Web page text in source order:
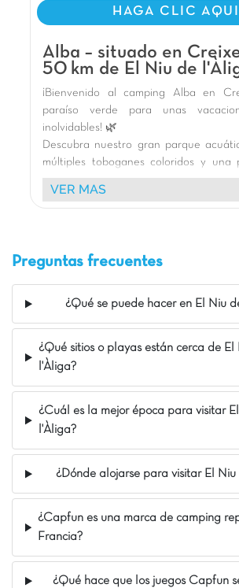
restaurante en la entrada. El
familiar para ir con niños y cuenta
necesidades aunque nosotros
el Habana Top Presta en la zona del
Carabouille. ¡Visita obligada al
amurallado de Montblanc!
Nuestros Extras
A 30 minutos de Port aventura
Toboganes Twister y Spacebowl
Venta de entradas para Port
HAGA CLIC AQUI
Alba – situado en
50 km de El Niu de
¡Bienvenido al camping Alba en
paraíso verde para unas
inolvidables! 🌿
Descubra nuestro gran parque
múltiples toboganes coloridos y una
lúdica. El parque infantil temático en
o cohete promete horas de diversión.
🏖️, a solo 150 metros del camping.
Nuestras variadas animaciones 🎉
de la espuma, espectáculos) y
Explore los alrededores: el Castillo
puerto de Cambrils, Port Aventura
Barcelona y su Parque Güell.
¡Con una puntuación de 8,8/10, le
vacaciones memorables! 🌞
La opinión de
Al fondo del camping, sólo tienes
150 metros para estar en una
arena. ¡El pueblo Creixell al lado es
Cataluña y Port Aventura World está
minutos por coche!
Nuestros Extras
VER MAS
Preguntas frecuentes
¿Qué se puede hacer en El Niu
¿Qué sitios o playas están cerca de El
l'Àliga?
¿Cuál es la mejor época para visitar
l'Àliga?
¿Dónde alojarse para visitar El
¿Capfun es una marca de camping
Francia?
¿Qué hace que los juegos Capfun